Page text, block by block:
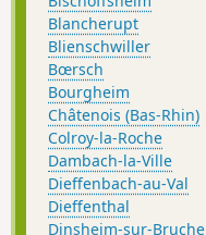
Blancherupt
Blienschwiller
Bœrsch
Bourgheim
Châtenois (Bas-Rhin)
Colroy-la-Roche
Dambach-la-Ville
Dieffenbach-au-Val
Dieffenthal
Dinsheim-sur-Bruche